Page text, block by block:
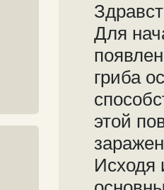
Для
гриба
этой
Исходя